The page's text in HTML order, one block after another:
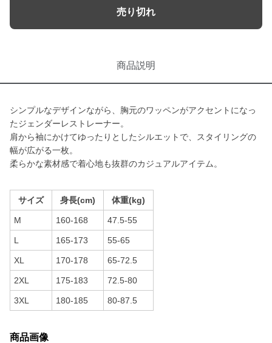
売り切れ
商品説明
シンプルなデザインながら、胸元のワッペンがアクセントになっ
たジェンダーレストレーナー。
肩から袖にかけてゆったりとしたシルエットで、スタイリングの
幅が広がる一枚。
柔らかな素材感で着心地も抜群のカジュアルアイテム。
サイズ 身長(cm) 体重(kg)
M 160-168 47.5-55
L 165-173 55-65
XL 170-178 65-72.5
2XL 175-183 72.5-80
3XL 180-185 80-87.5
商品画像